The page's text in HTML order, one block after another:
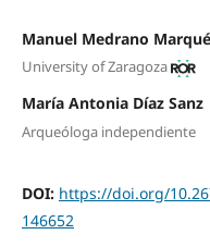
Manuel Medrano
University of Zaragoza
María Antonia Díaz Sanz
Arqueóloga independiente
DOI: https://doi.org/
146652